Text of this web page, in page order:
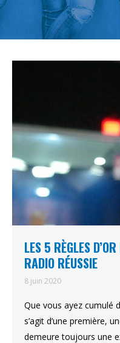
LES 5 RÈGLES
RADIO RÉUSSIE
8 juin 2020
Que vous ayez cumulé
s’agit d’une première,
demeure toujours une